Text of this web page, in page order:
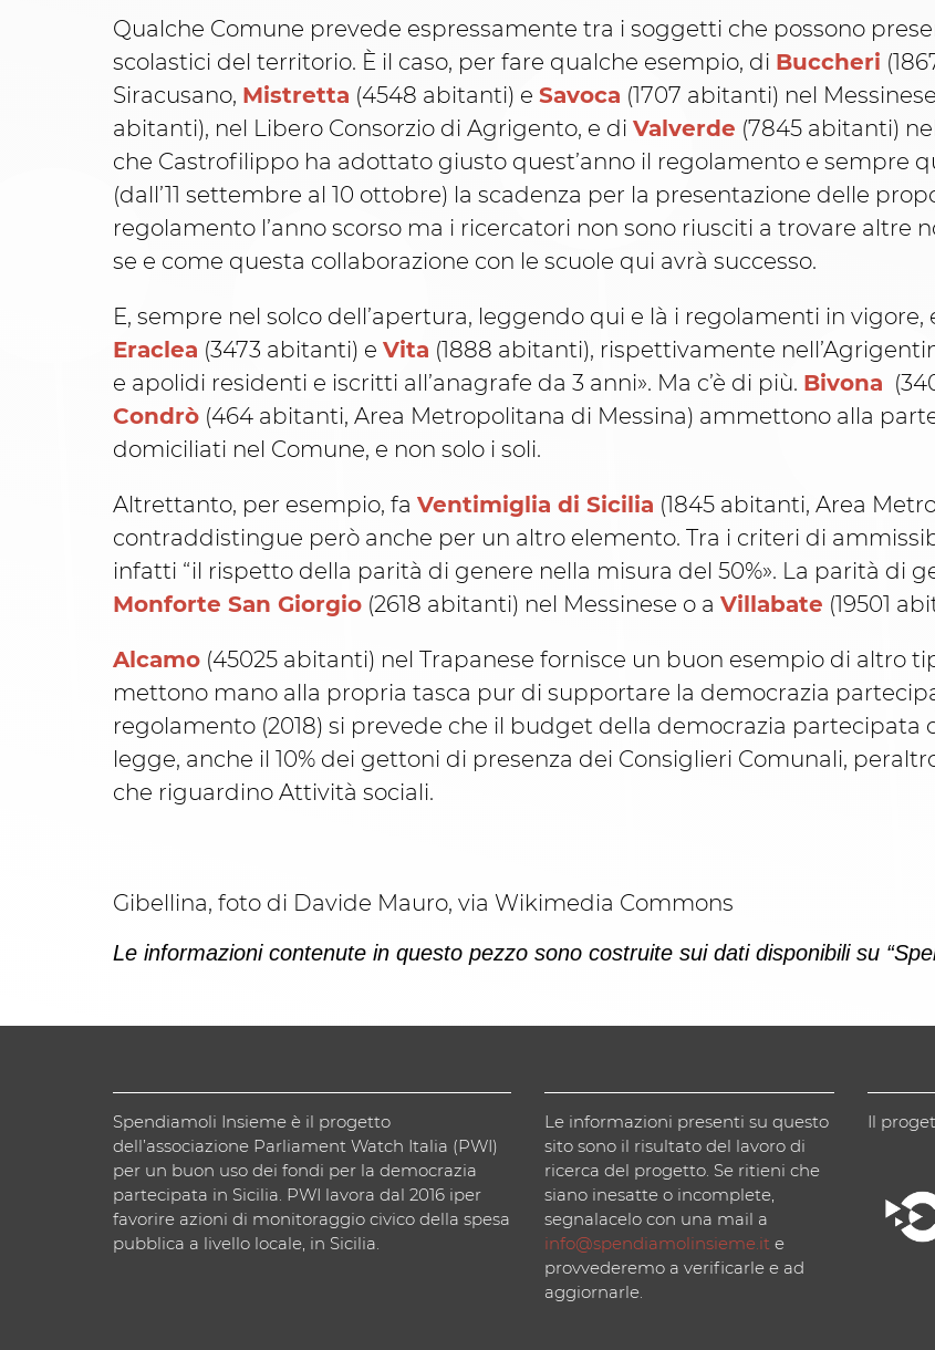
Qualche Comune prevede espressamente tra i soggetti che possono
scolastici del territorio. È il caso, per fare qualche esempio, di Buccheri
Siracusano, Mistretta (4548 abitanti) e Savoca (1707 abitanti) nel
abitanti), nel Libero Consorzio di Agrigento, e di Valverde (7845 abitanti)
che Castrofilippo ha adottato giusto quest’anno il regolamento e sempre
(dall’11 settembre al 10 ottobre) la scadenza per la presentazione delle
regolamento l’anno scorso ma i ricercatori non sono riusciti a trovare altre
se e come questa collaborazione con le scuole qui avrà successo.
E, sempre nel solco dell’apertura, leggendo qui e là i regolamenti in vigore,
Eraclea (3473 abitanti) e Vita (1888 abitanti), rispettivamente
e apolidi residenti e iscritti all’anagrafe da 3 anni». Ma c’è di più. Bivona
Condrò (464 abitanti, Area Metropolitana di Messina) ammettono alla
domiciliati nel Comune, e non solo i soli.
Altrettanto, per esempio, fa Ventimiglia di Sicilia (1845 abitanti, Area
contraddistingue però anche per un altro elemento. Tra i criteri di
infatti “il rispetto della parità di genere nella misura del 50%». La parità di
Monforte San Giorgio (2618 abitanti) nel Messinese o a Villabate (19501
Alcamo (45025 abitanti) nel Trapanese fornisce un buon esempio di altro
mettono mano alla propria tasca pur di supportare la democrazia
regolamento (2018) si prevede che il budget della democrazia
legge, anche il 10% dei gettoni di presenza dei Consiglieri Comunali,
che riguardino Attività sociali.
Gibellina, foto di Davide Mauro, via Wikimedia Commons
Le informazioni contenute in questo pezzo sono costruite sui dati disponibili su
Spendiamoli Insieme è il progetto
dell’associazione Parliament Watch Italia (PWI)
per un buon uso dei fondi per la democrazia
partecipata in Sicilia. PWI lavora dal 2016 iper
favorire azioni di monitoraggio civico della spesa
pubblica a livello locale, in Sicilia.
Le informazioni presenti su questo
sito sono il risultato del lavoro di
ricerca del progetto. Se ritieni che
siano inesatte o incomplete,
segnalacelo con una mail a
info@spendiamolinsieme.ite
provvederemo a verificarle e ad
aggiornarle.
Il